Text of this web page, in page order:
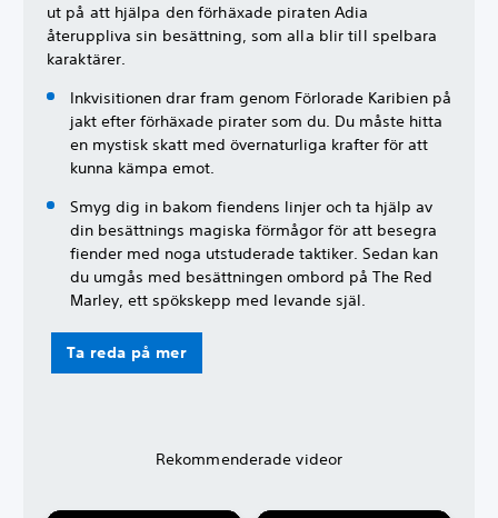
ut på att hjälpa den förhäxade piraten Adia
återuppliva sin besättning, som alla blir till spelbara
karaktärer.
Inkvisitionen drar fram genom Förlorade Karibien på
jakt efter förhäxade pirater som du. Du måste hitta
en mystisk skatt med övernaturliga krafter för att
kunna kämpa emot.
Smyg dig in bakom fiendens linjer och ta hjälp av
din besättnings magiska förmågor för att besegra
fiender med noga utstuderade taktiker. Sedan kan
du umgås med besättningen ombord på The Red
Marley, ett spökskepp med levande själ.
Ta reda på mer
Rekommenderade videor